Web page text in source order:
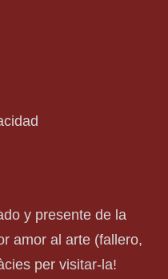
y presente de la
amor al arte (fallero,
per visitar-la!